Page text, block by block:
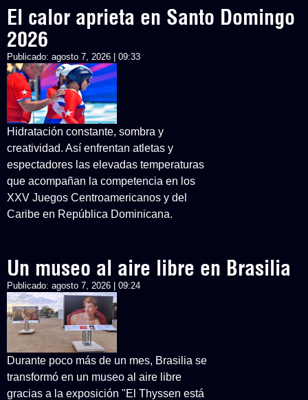
El calor aprieta en Santo Domingo
2026
Publicado: agosto 7, 2026 | 09:33
Hidratación constante, sombra y
creatividad. Así enfrentan atletas y
espectadores las elevadas temperaturas
que acompañan la competencia en los
XXV Juegos Centroamericanos y del
Caribe en República Dominicana.
Un museo al aire libre en Brasilia
Publicado: agosto 7, 2026 | 09:24
Durante poco más de un mes, Brasilia se
transformó en un museo al aire libre
gracias a la exposición "El Thyssen está